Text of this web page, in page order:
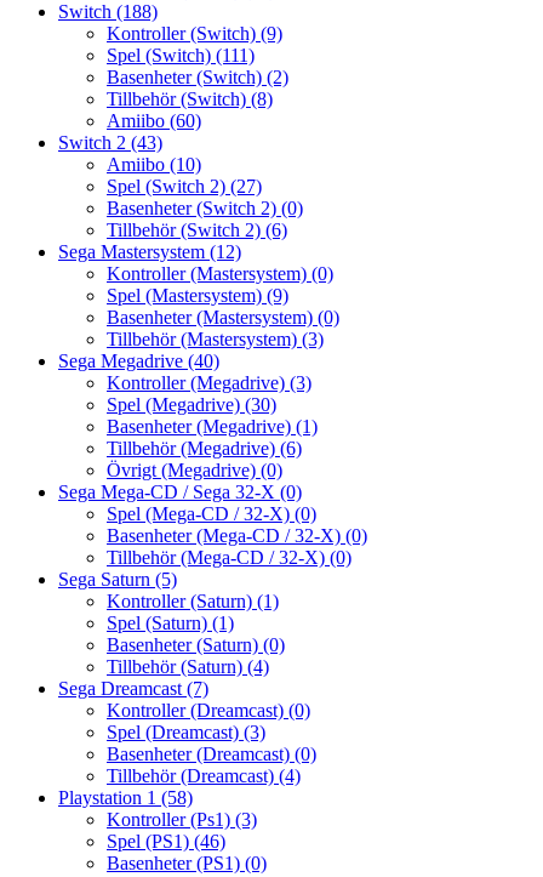
Switch (188)
Kontroller (Switch) (9)
Spel (Switch) (111)
Basenheter (Switch) (2)
Tillbehör (Switch) (8)
Amiibo (60)
Switch 2 (43)
Amiibo (10)
Spel (Switch 2) (27)
Basenheter (Switch 2) (0)
Tillbehör (Switch 2) (6)
Sega Mastersystem (12)
Kontroller (Mastersystem) (0)
Spel (Mastersystem) (9)
Basenheter (Mastersystem) (0)
Tillbehör (Mastersystem) (3)
Sega Megadrive (40)
Kontroller (Megadrive) (3)
Spel (Megadrive) (30)
Basenheter (Megadrive) (1)
Tillbehör (Megadrive) (6)
Övrigt (Megadrive) (0)
Sega Mega-CD / Sega 32-X (0)
Spel (Mega-CD / 32-X) (0)
Basenheter (Mega-CD / 32-X) (0)
Tillbehör (Mega-CD / 32-X) (0)
Sega Saturn (5)
Kontroller (Saturn) (1)
Spel (Saturn) (1)
Basenheter (Saturn) (0)
Tillbehör (Saturn) (4)
Sega Dreamcast (7)
Kontroller (Dreamcast) (0)
Spel (Dreamcast) (3)
Basenheter (Dreamcast) (0)
Tillbehör (Dreamcast) (4)
Playstation 1 (58)
Kontroller (Ps1) (3)
Spel (PS1) (46)
Basenheter (PS1) (0)